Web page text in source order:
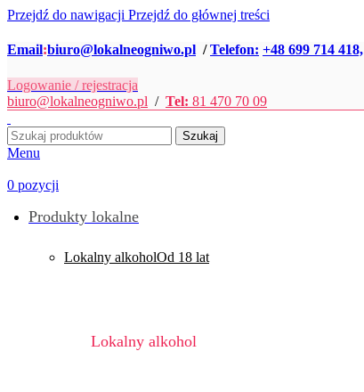
Przejdź do nawigacji Przejdź do głównej treści
Email:biuro@lokalneogniwo.pl / Telefon: +48 699 714 418,
Logowanie / rejestracja
biuro@lokalneogniwo.pl / Tel: 81 470 70 09
Szukaj
Menu
0 pozycji
Produkty lokalne
Lokalny alkoholOd 18 lat
Lokalny alkohol